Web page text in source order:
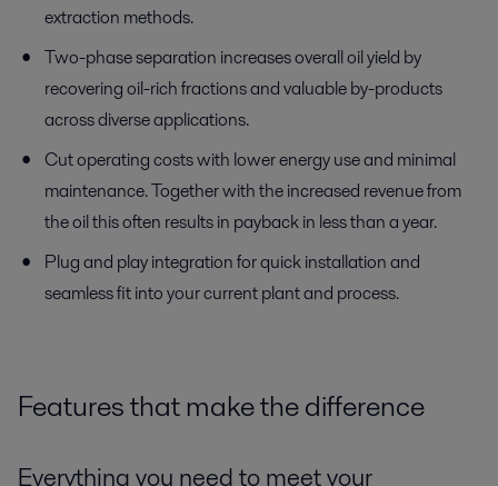
extraction methods.
Two-phase separation increases overall oil yield by
recovering oil-rich fractions and valuable by-products
across diverse applications.
Cut operating costs with lower energy use and minimal
maintenance. Together with the increased revenue from
the oil this often results in payback in less than a year.
Plug and play integration for quick installation and
seamless fit into your current plant and process.
Features that make the difference
Everything you need to meet your